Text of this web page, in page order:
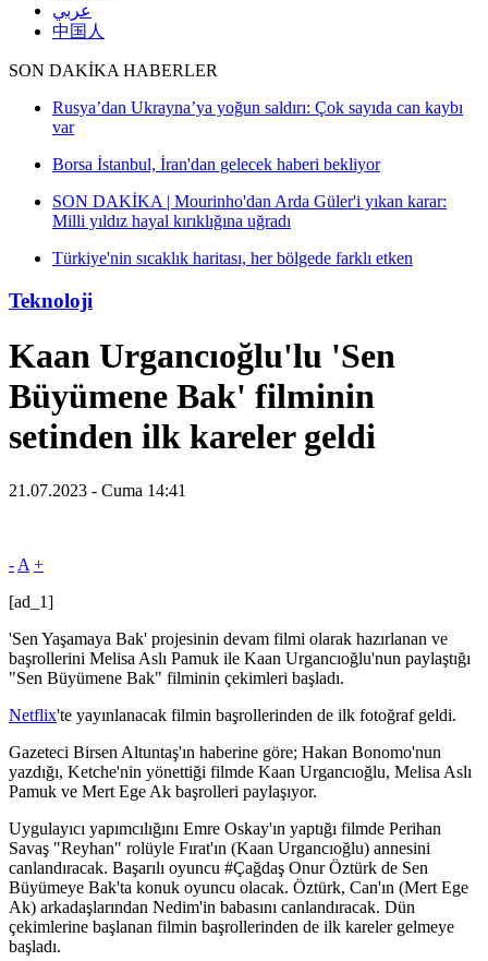
عربي
中国人
SON DAKİKA HABERLER
Teknoloji
Kaan Urgancıoğlu'lu 'Sen
Büyümene Bak' filminin
setinden ilk kareler geldi
21.07.2023 - Cuma 14:41
- A +
[ad_1]
'Sen Yaşamaya Bak' projesinin devam filmi olarak hazırlanan ve
başrollerini Melisa Aslı Pamuk ile Kaan Urgancıoğlu'nun paylaştığı
"Sen Büyümene Bak" filminin çekimleri başladı.
Netflix'te yayınlanacak filmin başrollerinden de ilk fotoğraf geldi.
Gazeteci Birsen Altuntaş'ın haberine göre; Hakan Bonomo'nun
yazdığı, Ketche'nin yönettiği filmde Kaan Urgancıoğlu, Melisa Aslı
Pamuk ve Mert Ege Ak başrolleri paylaşıyor.
Uygulayıcı yapımcılığını Emre Oskay'ın yaptığı filmde Perihan
Savaş "Reyhan" rolüyle Fırat'ın (Kaan Urgancıoğlu) annesini
canlandıracak. Başarılı oyuncu #Çağdaş Onur Öztürk de Sen
Büyümeye Bak'ta konuk oyuncu olacak. Öztürk, Can'ın (Mert Ege
Ak) arkadaşlarından Nedim'in babasını canlandıracak. Dün
çekimlerine başlanan filmin başrollerinden de ilk kareler gelmeye
başladı.